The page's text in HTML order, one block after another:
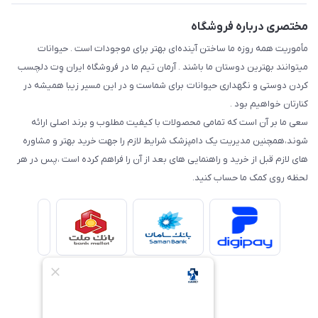
مختصری درباره فروشگاه
مأموریت همه روزه ما ساختن آینده‌ای بهتر برای موجودات است . حیوانات
میتوانند بهترین دوستان ما باشند . آرمان تیم ما در فروشگاه ایران وِت دلچسب
کردن دوستی و نگهداری حیوانات برای شماست و در این مسیر زیبا همیشه در
کنارتان خواهیم بود .
سعی ما بر آن است که تمامی محصولات با کیفیت مطلوب و برند اصلی ارائه
شوند،همچنین مدیریت یک دامپزشک شرایط لازم را جهت خرید بهتر و مشاوره
های لازم قبل از خرید و راهنمایی های بعد از آن را فراهم کرده است ،پس در هر
لحظه روی کمک ما حساب کنید.